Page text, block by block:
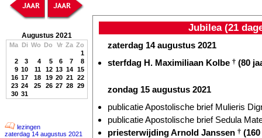
Augustus 2021
Ma Di Wo Do Vr Za Zo
1
2
3 4 5 6 7
8
9 10 11 12 13 14 15
16 17 18 19 20 21 22
23 24 25 26 27 28 29
30 31
lezingen
zaterdag 14 augustus 2021
Jubilea (21
zaterdag 14 augustus 2021
sterfdag H. Maximiliaan Kolbe † (80
zondag 15 augustus 2021
publicatie Apostolische brief Mulieris
publicatie Apostolische brief Sedula
priesterwijding Arnold Janssen †